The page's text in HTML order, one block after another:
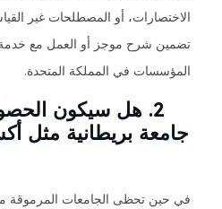
الاختصارات، أو المصطلحات غير
تضمين شرح موجز أو العمل مع خدمة
المؤسسات في المملكة المتحدة.
2. هل سيكون
جامعة بريطانية مثل
في حين تحظى الجامعات المرموقة